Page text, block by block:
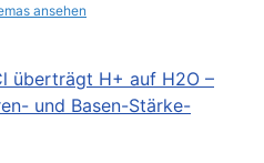
ansehen